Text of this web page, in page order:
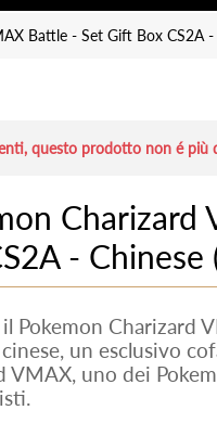
Battle - Set Gift Box CS2A -
questo prodotto non é più
- Chinese
Pokemon Charizard
un esclusivo
VMAX, uno dei